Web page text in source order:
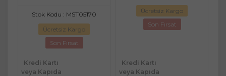
Stok Kodu : MST05170
Ücretsiz Kargo
Son Fırsat
Kredi Kartı
veya Kapıda
Ücretsiz Kargo
Son Fırsat
Kredi Kartı
veya Kapıda